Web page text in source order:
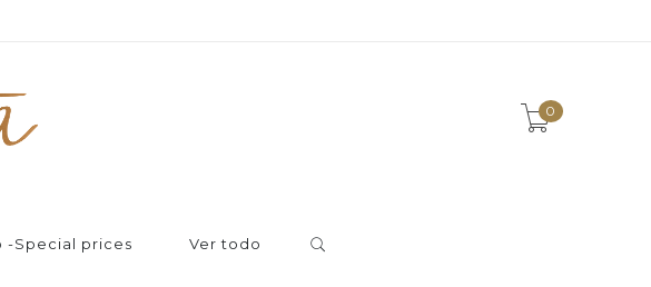
0
-Special prices Ver todo